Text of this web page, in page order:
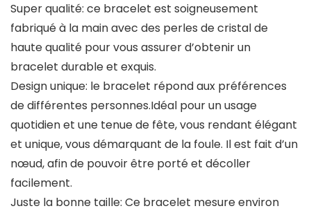
Super qualité: ce bracelet est soigneusement
fabriqué à la main avec des perles de cristal de
haute qualité pour vous assurer d’obtenir un
bracelet durable et exquis.
Design unique: le bracelet répond aux préférences
de différentes personnes.Idéal pour un usage
quotidien et une tenue de fête, vous rendant élégant
et unique, vous démarquant de la foule. Il est fait d’un
nœud, afin de pouvoir être porté et décoller
facilement.
Juste la bonne taille: Ce bracelet mesure environ